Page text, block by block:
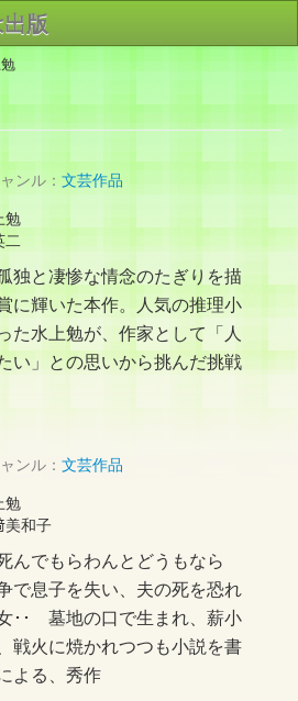
版
合わせ
ンル： 文芸作品
勉
二
独と凄惨な情念のたぎりを描
に輝いた本作。人気の推理小
た水上勉が、作家として「人
い」との思いから挑んだ挑戦
ンル： 文芸作品
勉
美和子
んでもらわんとどうもなら
息子を失い、夫の死を恐れ
･･ 墓地の口で生まれ、薪小
戦火に焼かれつつも小説を書
よる、秀作